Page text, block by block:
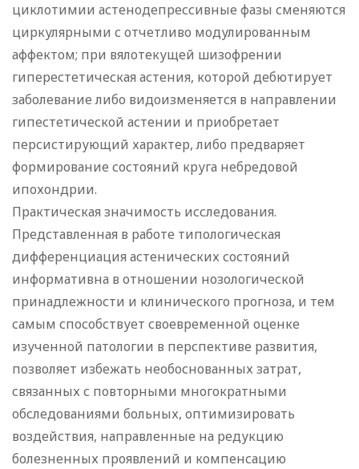
циклотимии астенодепрессивные фазы сменяются
циркулярными с отчетливо модулированным
аффектом; при вялотекущей шизофрении
гиперестетическая астения, которой дебютирует
заболевание либо видоизменяется в направлении
гипестетической астении и приобретает
персистирующий характер, либо предваряет
формирование состояний круга небредовой
ипохондрии.
Практическая значимость исследования.
Представленная в работе типологическая
дифференциация астенических состояний
информативна в отношении нозологической
принадлежности и клинического прогноза, и тем
самым способствует своевременной оценке
изученной патологии в перспективе развития,
позволяет избежать необоснованных затрат,
связанных с повторными многократными
обследованиями больных, оптимизировать
воздействия, направленные на редукцию
болезненных проявлений и компенсацию